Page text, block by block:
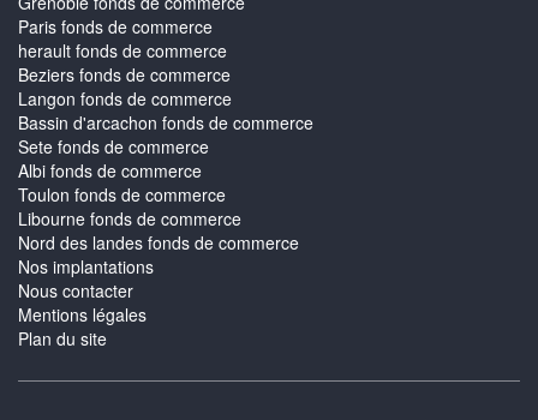
Paris fonds de commerce
herault fonds de commerce
Beziers fonds de commerce
Langon fonds de commerce
Bassin d'arcachon fonds de commerce
Sete fonds de commerce
Albi fonds de commerce
Toulon fonds de commerce
Libourne fonds de commerce
Nord des landes fonds de commerce
Nos implantations
Nous contacter
Mentions légales
Plan du site